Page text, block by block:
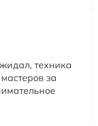
техника
за